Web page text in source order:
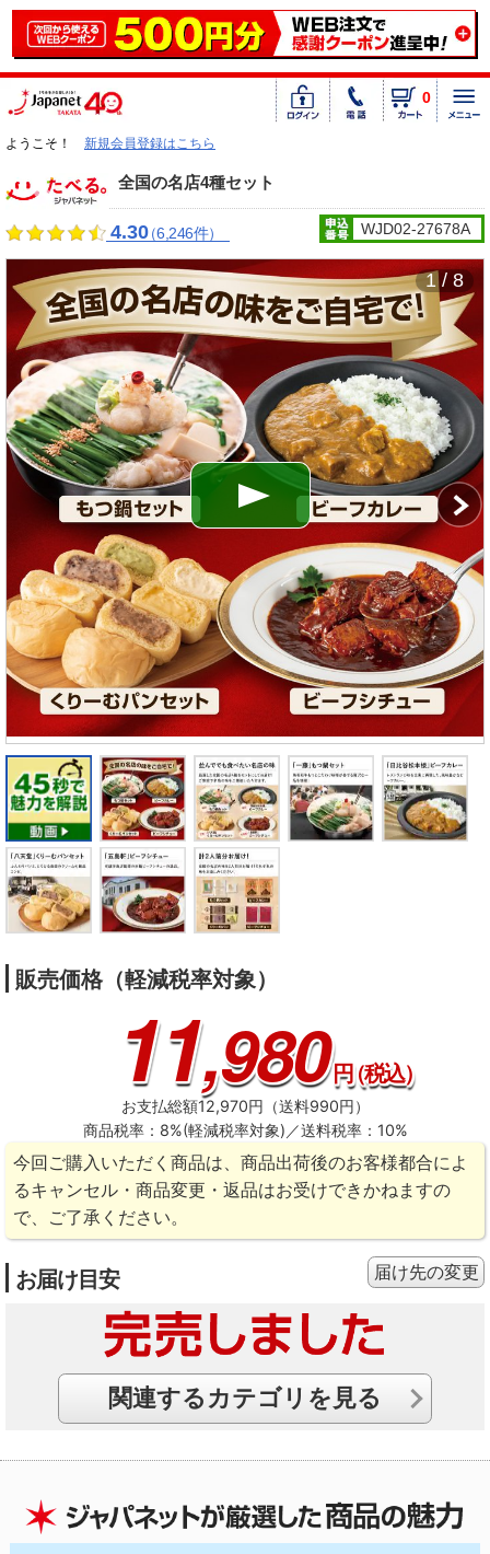
0
ようこそ！ 新規会員登録はこちら
全国の名店4種セット
4.30（6,246件） WJD02-27678A
1 / 8
販売価格（軽減税率対象）
11,980円（税込）
お支払総額12,970円（送料990円）
商品税率：8%(軽減税率対象)／送料税率：10%
今回ご購入いただく商品は、商品出荷後のお客様都合によ
るキャンセル・商品変更・返品はお受けできかねますの
で、ご了承ください。
お届け目安 届け先の変更
関連するカテゴリを見る